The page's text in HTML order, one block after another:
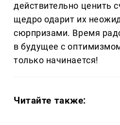
действительно ценить
щедро одарит их
сюрпризами. Время
в будущее с
только начинается!
Читайте также: